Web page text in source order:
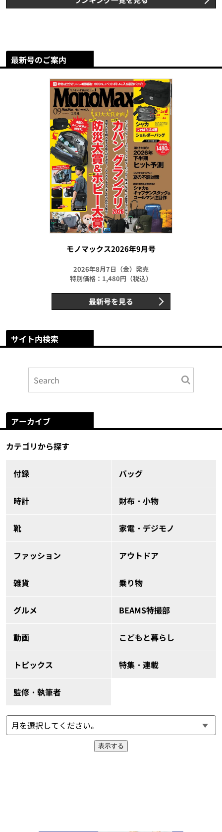
最新号のご案内
モノマックス2026年9月号
2026年8月7日（金）発売
特別価格：1,480円（税込）
最新号を見る
サイト内検索
アーカイブ
カテゴリから探す
付録 バッグ
時計 財布・小物
靴 家電・デジモノ
ファッション アウトドア
雑貨 乗り物
グルメ BEAMS特撮部
動画 こどもと暮らし
トピックス 特集・連載
監修・執筆者
表示する